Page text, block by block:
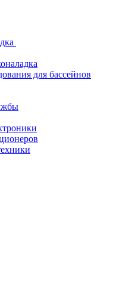
для бассейнов